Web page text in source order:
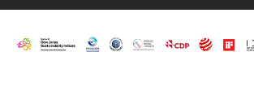
튜
브
이
이
스
북
스
타
그
카
오
톡